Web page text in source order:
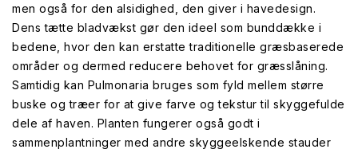
men også for den alsidighed, den giver i havedesign.
Dens tætte bladvækst gør den ideel som bunddække i
bedene, hvor den kan erstatte traditionelle græsbaserede
områder og dermed reducere behovet for græsslåning.
Samtidig kan Pulmonaria bruges som fyld mellem større
buske og træer for at give farve og tekstur til skyggefulde
dele af haven. Planten fungerer også godt i
sammenplantninger med andre skyggeelskende stauder